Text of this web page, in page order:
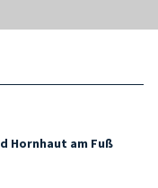
Hornhaut am Fuß